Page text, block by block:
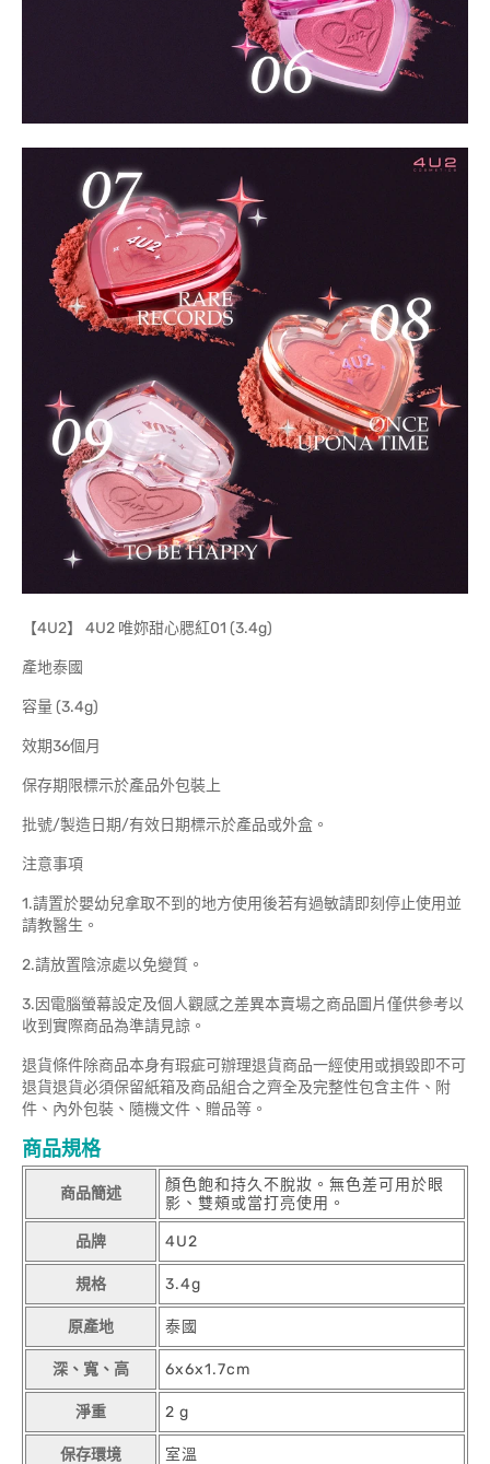
【4U2】 4U2 唯妳甜心腮紅01 (3.4g)
產地泰國
容量 (3.4g)
效期36個月
保存期限標示於產品外包裝上
批號/製造日期/有效日期標示於產品或外盒。
注意事項
1.請置於嬰幼兒拿取不到的地方使用後若有過敏請即刻停止使用並
請教醫生。
2.請放置陰涼處以免變質。
3.因電腦螢幕設定及個人觀感之差異本賣場之商品圖片僅供參考以
收到實際商品為準請見諒。
退貨條件除商品本身有瑕疵可辦理退貨商品一經使用或損毀即不可
退貨退貨必須保留紙箱及商品組合之齊全及完整性包含主件、附
件、內外包裝、隨機文件、贈品等。
商品規格
商品簡述
顏色飽和持久不脫妝。無色差可用於眼
影、雙頰或當打亮使用。
品牌 4U2
規格 3.4g
原產地 泰國
深、寬、高 6x6x1.7cm
淨重 2 g
保存環境 室溫